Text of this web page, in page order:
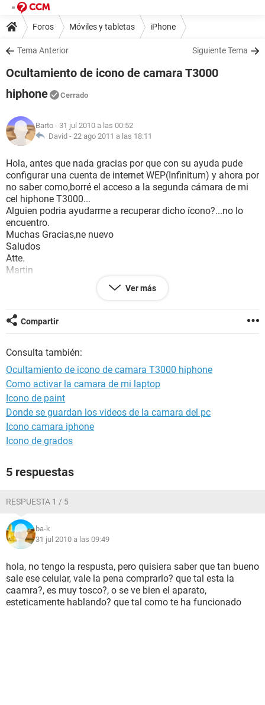
Foros Móviles y tabletas iPhone
Tema Anterior Siguiente Tema
Ocultamiento de icono de camara T3000
hiphone
Cerrado
Barto - 31 jul 2010 a las 00:52
David - 22 ago 2011 a las 18:11
Hola, antes que nada gracias por que con su ayuda pude
configurar una cuenta de internet WEP(Infinitum) y ahora por
no saber como,borré el acceso a la segunda cámara de mi
cel hiphone T3000...
Alguien podria ayudarme a recuperar dicho ícono?...no lo
encuentro.
Muchas Gracias,ne nuevo
Saludos
Atte.
Martin
Ver más
Compartir
Consulta también:
Ocultamiento de icono de camara T3000 hiphone
Como activar la camara de mi laptop
Icono de paint
Donde se guardan los videos de la camara del pc
Icono camara iphone
Icono de grados
5 respuestas
RESPUESTA 1 / 5
ba-k
31 jul 2010 a las 09:49
hola, no tengo la respusta, pero quisiera saber que tan bueno
sale ese celular, vale la pena comprarlo? que tal esta la
caamra?, es muy tosco?, o se ve bien el aparato,
esteticamente hablando? que tal como te ha funcionado